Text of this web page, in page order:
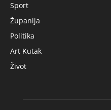
Sport
Županija
Politika
Art Kutak
Život